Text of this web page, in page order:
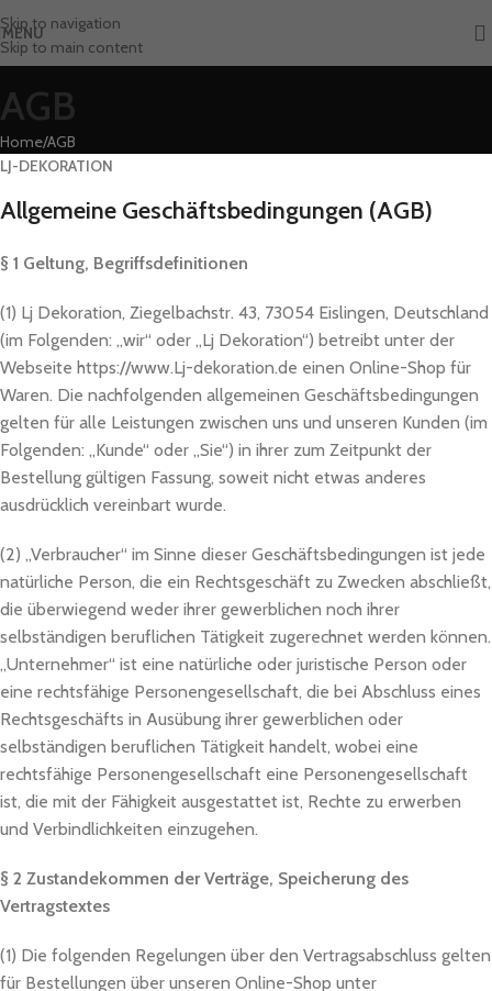
Skip to navigation
Skip to main content
MENU
AGB
Home AGB
LJ-DEKORATION
Allgemeine Geschäftsbedingungen (AGB)
§ 1 Geltung, Begriffsdefinitionen
(1) Lj Dekoration, Ziegelbachstr. 43, 73054 Eislingen, Deutschland
(im Folgenden: „wir“ oder „Lj Dekoration“) betreibt unter der
Webseite https://www.Lj-dekoration.de einen Online-Shop für
Waren. Die nachfolgenden allgemeinen Geschäftsbedingungen
gelten für alle Leistungen zwischen uns und unseren Kunden (im
Folgenden: „Kunde“ oder „Sie“) in ihrer zum Zeitpunkt der
Bestellung gültigen Fassung, soweit nicht etwas anderes
ausdrücklich vereinbart wurde.
(2) „Verbraucher“ im Sinne dieser Geschäftsbedingungen ist jede
natürliche Person, die ein Rechtsgeschäft zu Zwecken abschließt,
die überwiegend weder ihrer gewerblichen noch ihrer
selbständigen beruflichen Tätigkeit zugerechnet werden können.
„Unternehmer“ ist eine natürliche oder juristische Person oder
eine rechtsfähige Personengesellschaft, die bei Abschluss eines
Rechtsgeschäfts in Ausübung ihrer gewerblichen oder
selbständigen beruflichen Tätigkeit handelt, wobei eine
rechtsfähige Personengesellschaft eine Personengesellschaft
ist, die mit der Fähigkeit ausgestattet ist, Rechte zu erwerben
und Verbindlichkeiten einzugehen.
§ 2 Zustandekommen der Verträge, Speicherung des
Vertragstextes
(1) Die folgenden Regelungen über den Vertragsabschluss gelten
für Bestellungen über unseren Online-Shop unter